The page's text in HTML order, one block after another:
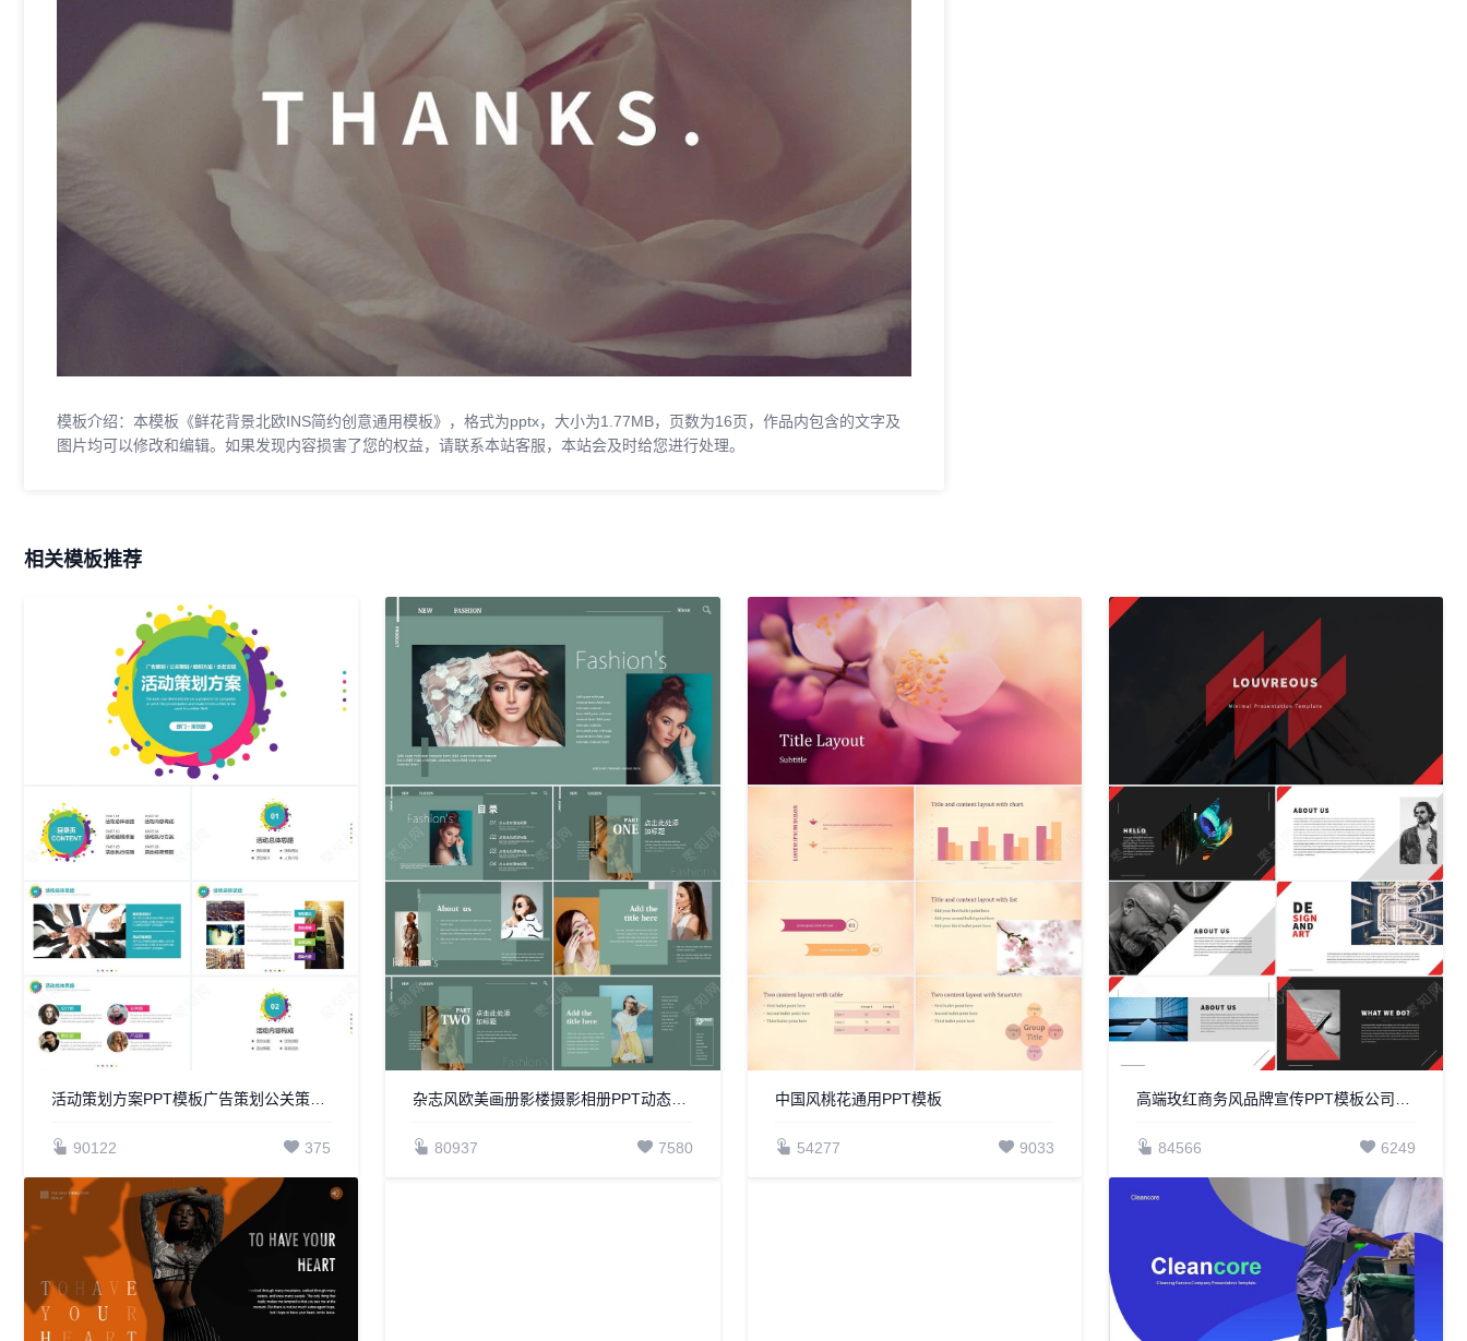
模板介绍：本模板《鲜花背景北欧INS简约创意通用模板》，格式为pptx，大小为1.77MB，页数为16页，作品内包含的文字及
图片均可以修改和编辑。如果发现内容损害了您的权益，请联系本站客服，本站会及时给您进行处理。
相关模板推荐
活动策划方案PPT模板广告策划公关策划组织方案会务安排PPT模板
90122 375
杂志风欧美画册影楼摄影相册PPT动态模板
80937 7580
中国风桃花通用PPT模板
54277 9033
高端玫红商务风品牌宣传PPT模板公司介绍通用PPT模版
84566 6249